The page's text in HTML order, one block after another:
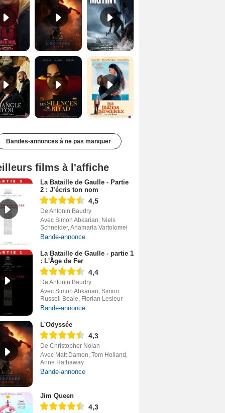
Les Silences de Riyad Bande-annonce VO STFR Les Matins merveilleux Bande-annonce VF
Bandes-annonces à ne pas manquer
films à l'affiche
La Bataille de Gaulle - Partie
2 : J’écris ton nom
4,5
De Antonin Baudry
Avec Simon Abkarian, Niels
Schneider, Anamaria Vartolomei
Bande-annonce
La Bataille de Gaulle - partie 1
: L'Âge de Fer
4,4
De Antonin Baudry
Avec Simon Abkarian, Simon
Russell Beale, Florian Lesieur
Bande-annonce
L'Odyssée
4,3
De Christopher Nolan
Avec Matt Damon, Tom Holland,
Anne Hathaway
Bande-annonce
Jim Queen
4,3